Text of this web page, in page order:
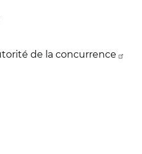
de la concurrence